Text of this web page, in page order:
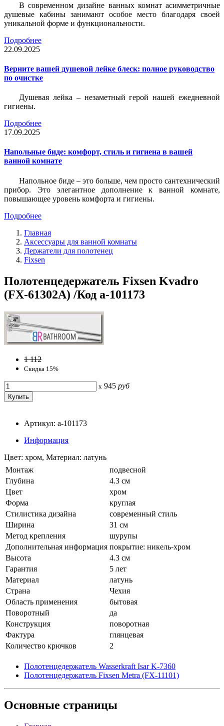
В современном дизайне ванных комнат асимметричные
душевые кабины занимают особое место благодаря своей
уникальной форме и функциональности.
Подробнее
22.09.2025
Верните вашей душевой лейке блеск: полное руководство
по очистке
Душевая лейка – незаметный герой нашей ежедневной
гигиены.
Подробнее
17.09.2025
Напольные биде: комфорт, стиль и гигиена в вашей
ванной комнате
Напольное биде – это больше, чем просто сантехнический
прибор. Это элегантное дополнение к ванной комнате,
повышающее уровень комфорта и гигиены.
Подробнее
Главная
Аксессуары для ванной комнаты
Держатели для полотенец
Fixsen
Полотенцедержатель Fixsen Kvadro
(FX-61302A) /Код a-101173
1 112
Скидка 15%
x 945 руб
Артикул: a-101173
Информация
Цвет: хром, Материал: латунь
Монтаж
подвесной
Глубина
4.3 см
Цвет
хром
Форма
круглая
Стилистика дизайна
современный стиль
Ширина
31 см
Метод крепления
шурупы
Дополнительная информация покрытие: никель-хром
Высота
4.3 см
Гарантия
5 лет
Материал
латунь
Страна
Чехия
Область применения
бытовая
Поворотный
да
Конструкция
поворотная
Фактура
глянцевая
Количество крючков
2
Полотенцедержатель Wasserkraft Isar K-7360
Полотенцедержатель Fixsen Metra (FX-11101)
Основные страницы